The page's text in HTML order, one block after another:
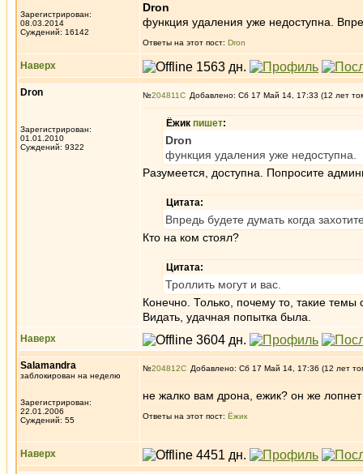
Зарегистрирован:
08.03.2014
Суждений: 16142
Dron
функция удаления уже недоступна.
Ответы на этот пост: Dron
Наверх
Dron
Зарегистрирован:
01.01.2010
Суждений: 9322
№204811 Добавлено: Сб 17 Май 14, 17:33 (12 лет
Ёжик пишет:
Dron
функция удаления уже недоступна.
Разумеется, доступна. Попросите
Цитата:
Впредь будете думать когда
Кто на ком стоял?
Цитата:
Троллить могут и вас.
Конечно. Только, почему то, такие темы
Видать, удачная попытка была.
Наверх
Salamandra
заблокирован на неделю
Зарегистрирован:
22.01.2006
Суждений: 55
№204812 Добавлено: Сб 17 Май 14, 17:36 (12 лет
не жалко вам дрона, ежик? он же
Ответы на этот пост: Ёжик
Наверх